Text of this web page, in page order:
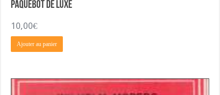
Paquebot de Luxe
10,00€
Ajouter au panier